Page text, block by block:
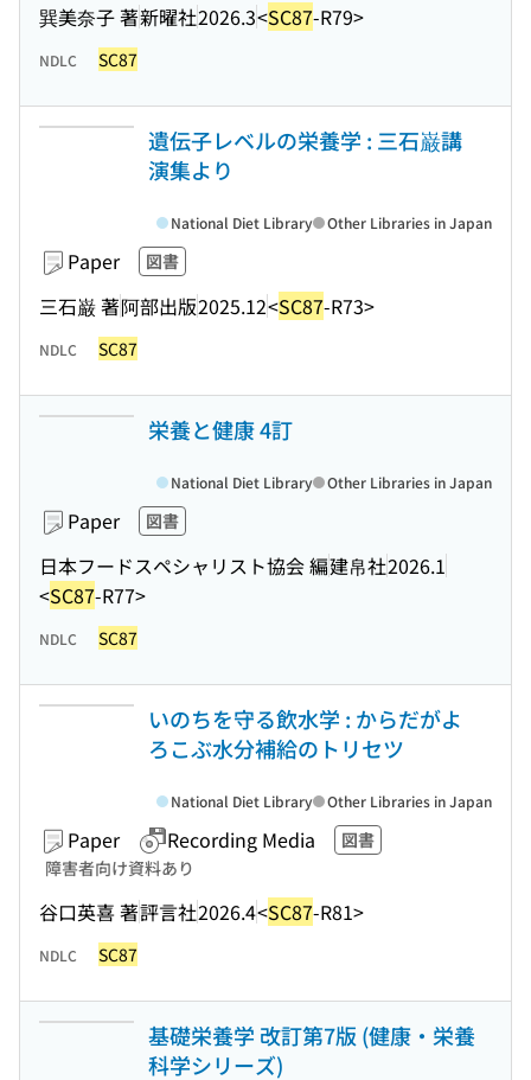
巽美奈子 著新曜社2026.3<SC87-R79>
NDLC SC87
遺伝子レベルの栄養学 : 三石巌講
演集より
Paper 図書
三石巌 著阿部出版2025.12<SC87-R73>
National Diet Library Other Libraries in Japan
NDLC SC87
栄養と健康 4訂
Paper 図書
日本フードスペシャリスト協会 編建帛社2026.1
<SC87-R77>
National Diet Library Other Libraries in Japan
NDLC SC87
いのちを守る飲水学 : からだがよ
ろこぶ水分補給のトリセツ
Paper Recording Media
図書
障害者向け資料あり
谷口英喜 著評言社2026.4<SC87-R81>
National Diet Library Other Libraries in Japan
NDLC SC87
基礎栄養学 改訂第7版 (健康・栄養
科学シリーズ)